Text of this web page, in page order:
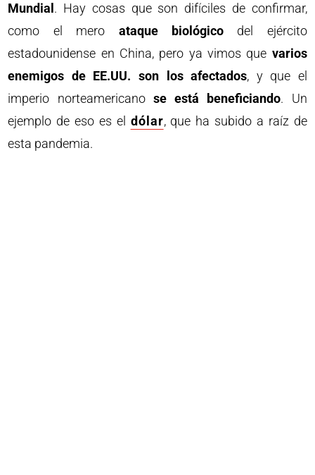
Mundial . Hay cosas que son difíciles de confirmar,
como el mero ataque biológicodel ejército
estadounidense en China, pero ya vimos que varios
enemigos de EE.UU. son los afectados, y que el
imperio norteamericano se está beneficiando. Un
ejemplo de eso es el dólar, que ha subido a raíz de
esta pandemia.